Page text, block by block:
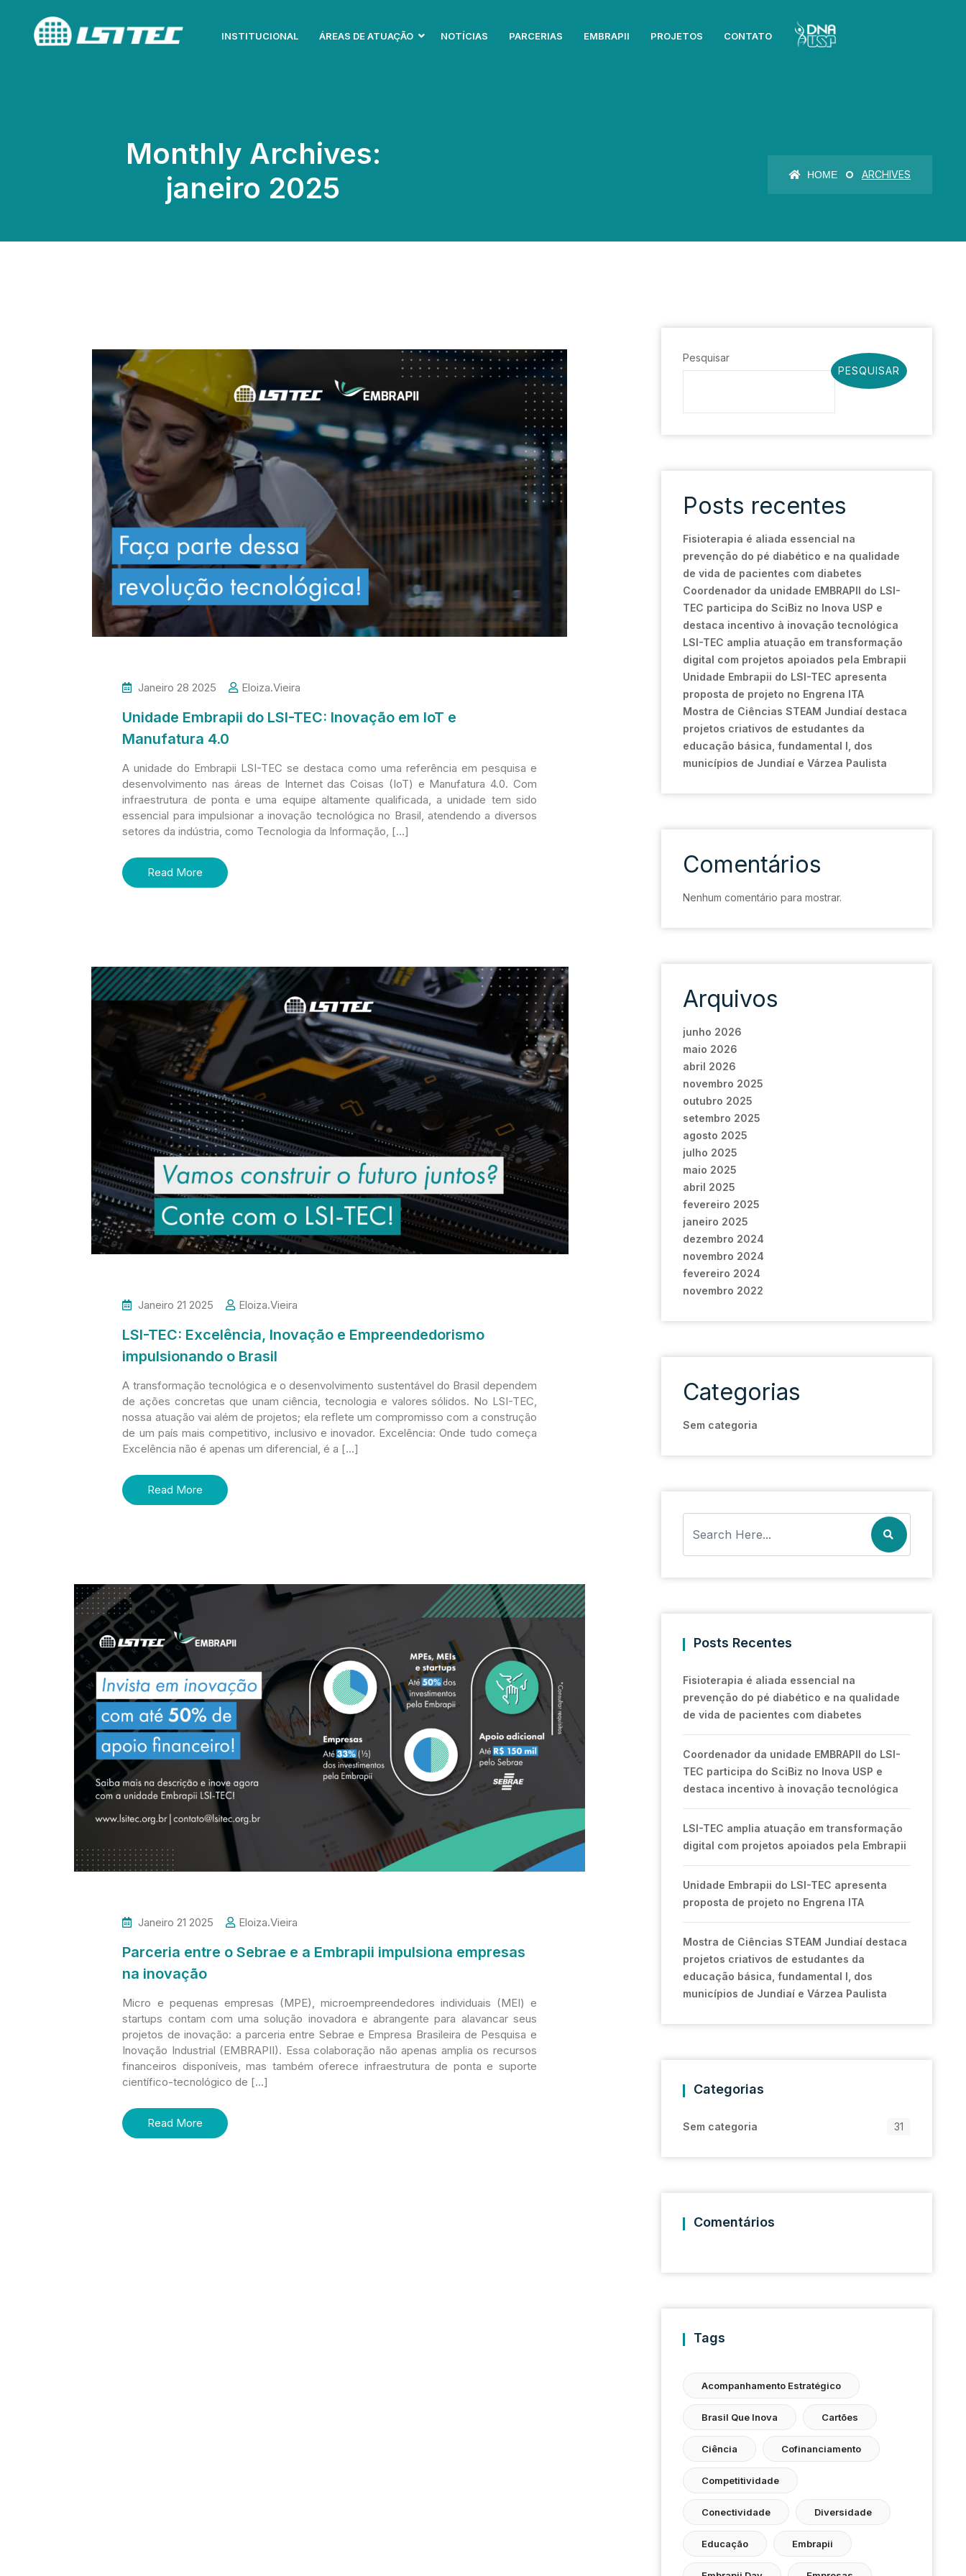
INSTITUCIONAL ÁREAS DE ATUAÇÃO NOTÍCIAS PARCERIAS EMBRAPII PROJETOS CONTATO
Monthly Archives:
janeiro 2025
HOME ARCHIVES
Janeiro 28 2025 Eloiza.vieira
Unidade Embrapii do LSI-TEC: Inovação em IoT e
Manufatura 4.0
A unidade do Embrapii LSI-TEC se destaca como uma referência em pesquisa e
desenvolvimento nas áreas de Internet das Coisas (IoT) e Manufatura 4.0. Com
infraestrutura de ponta e uma equipe altamente qualificada, a unidade tem sido
essencial para impulsionar a inovação tecnológica no Brasil, atendendo a diversos
setores da indústria, como Tecnologia da Informação, […]
Read More
Janeiro 21 2025 Eloiza.vieira
LSI-TEC: Excelência, Inovação e Empreendedorismo
impulsionando o Brasil
A transformação tecnológica e o desenvolvimento sustentável do Brasil dependem
de ações concretas que unam ciência, tecnologia e valores sólidos. No LSI-TEC,
nossa atuação vai além de projetos; ela reflete um compromisso com a construção
de um país mais competitivo, inclusivo e inovador. Excelência: Onde tudo começa
Excelência não é apenas um diferencial, é a […]
Read More
Janeiro 21 2025 Eloiza.vieira
Parceria entre o Sebrae e a Embrapii impulsiona empresas
na inovação
Micro e pequenas empresas (MPE), microempreendedores individuais (MEI) e
startups contam com uma solução inovadora e abrangente para alavancar seus
projetos de inovação: a parceria entre Sebrae e Empresa Brasileira de Pesquisa e
Inovação Industrial (EMBRAPII). Essa colaboração não apenas amplia os recursos
financeiros disponíveis, mas também oferece infraestrutura de ponta e suporte
científico-tecnológico de […]
Read More
Pesquisar
PESQUISAR
Posts recentes
Fisioterapia é aliada essencial na
prevenção do pé diabético e na qualidade
de vida de pacientes com diabetes
Coordenador da unidade EMBRAPII do LSI-
TEC participa do SciBiz no Inova USP e
destaca incentivo à inovação tecnológica
LSI-TEC amplia atuação em transformação
digital com projetos apoiados pela Embrapii
Unidade Embrapii do LSI-TEC apresenta
proposta de projeto no Engrena ITA
Mostra de Ciências STEAM Jundiaí destaca
projetos criativos de estudantes da
educação básica, fundamental I, dos
municípios de Jundiaí e Várzea Paulista
Comentários
Nenhum comentário para mostrar.
Arquivos
junho 2026
maio 2026
abril 2026
novembro 2025
outubro 2025
setembro 2025
agosto 2025
julho 2025
maio 2025
abril 2025
fevereiro 2025
janeiro 2025
dezembro 2024
novembro 2024
fevereiro 2024
novembro 2022
Categorias
Sem categoria
Posts Recentes
Fisioterapia é aliada essencial na
prevenção do pé diabético e na qualidade
de vida de pacientes com diabetes
Coordenador da unidade EMBRAPII do LSI-
TEC participa do SciBiz no Inova USP e
destaca incentivo à inovação tecnológica
LSI-TEC amplia atuação em transformação
digital com projetos apoiados pela Embrapii
Unidade Embrapii do LSI-TEC apresenta
proposta de projeto no Engrena ITA
Mostra de Ciências STEAM Jundiaí destaca
projetos criativos de estudantes da
educação básica, fundamental I, dos
municípios de Jundiaí e Várzea Paulista
Categorias
Sem categoria 31
Comentários
Tags
Acompanhamento Estratégico
Brasil Que Inova Cartões
Ciência Cofinanciamento
Competitividade
Conectividade Diversidade
Educação Embrapii